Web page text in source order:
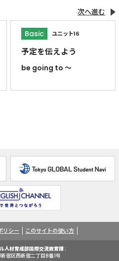
次へ進む
Basic ユニット16
予定を伝えよう
be going to ～
リシー このサイトの使い方
人材育成部国際交流教育課
宿区⻄新宿二丁目8番1号